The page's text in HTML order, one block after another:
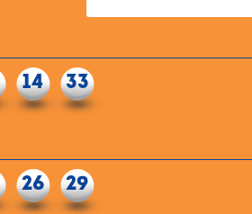
14 33
26 29